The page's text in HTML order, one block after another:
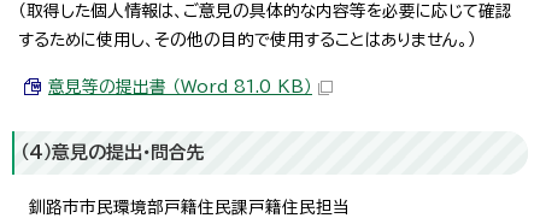
（取得した個人情報は、ご意見の具体的な内容等を必要に応じて確認
するために使用し、その他の目的で使用することはありません。）
意見等の提出書 （Word 81.0 KB）
（4）意見の提出・問合先
釧路市市民環境部戸籍住民課戸籍住民担当